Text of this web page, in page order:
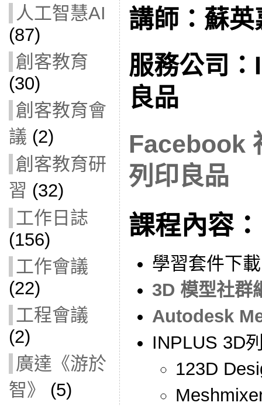
人工智慧AI
(87)
創客教育
(30)
創客教育會
議 (2)
創客教育研
習 (32)
工作日誌
(156)
工作會議
(22)
工程會議
(2)
廣達《游於
智》
(5)
講師：蘇英
服務公司
良品
Facebook
列印良品
課程內容：
學習套件下
3D 模型社
Autodesk
INPLUS 3D
123D